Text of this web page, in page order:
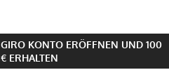
GIRO KONTO ERÖFFNEN UND 100
€ ERHALTEN